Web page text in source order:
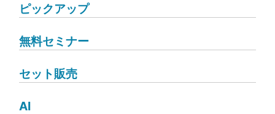
ピックアップ
無料セミナー
セット販売
AI